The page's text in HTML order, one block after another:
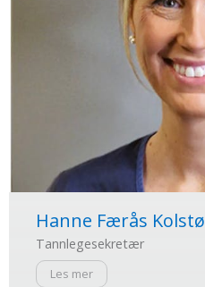
Hanne Færås Kolstø
Tannlegesekretær
Les mer